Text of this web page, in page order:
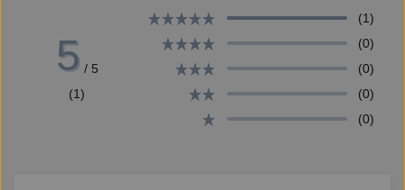
每一步都需要勇氣
──〈告訴我〉
5 / 5
(1)
(1)
(0)
(0)
(0)
(0)